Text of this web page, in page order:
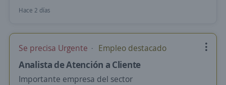
Hace 2 días
Se precisa Urgente Empleo destacado
Analista de Atención a Cliente
Importante empresa del sector